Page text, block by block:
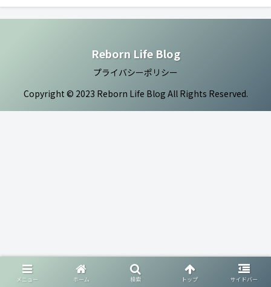
Reborn Life Blog
プライバシーポリシー
Copyright © 2023 Reborn Life Blog All Rights Reserved.
メニュー ホーム 検索 トップ サイドバー